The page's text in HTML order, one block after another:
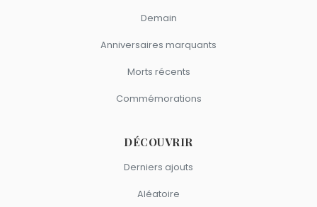
Demain
Anniversaires marquants
Morts récents
Commémorations
DÉCOUVRIR
Derniers ajouts
Aléatoire